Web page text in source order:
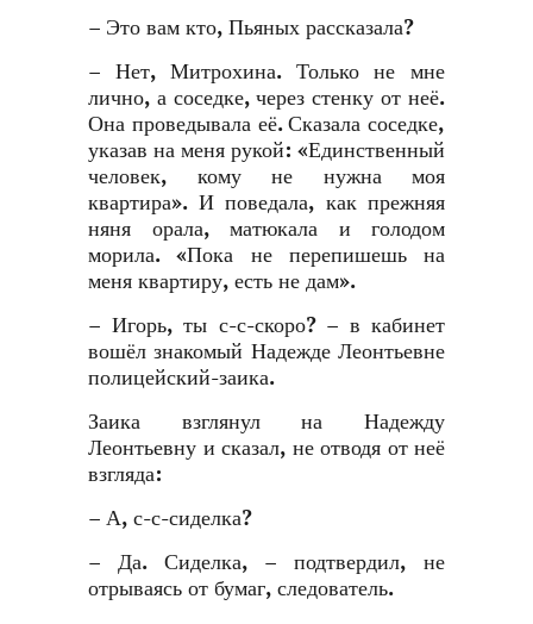
– Это вам кто, Пьяных рассказала?
– Нет, Митрохина. Только не мне
лично, а соседке, через стенку от неё.
Она проведывала её. Сказала соседке,
указав на меня рукой: «Единственный
человек, кому не нужна моя
квартира». И поведала, как прежняя
няня орала, матюкала и голодом
морила. «Пока не перепишешь на
меня квартиру, есть не дам».
– Игорь, ты с-с-скоро? – в кабинет
вошёл знакомый Надежде Леонтьевне
полицейский-заика.
Заика взглянул на Надежду
Леонтьевну и сказал, не отводя от неё
взгляда:
– А, с-с-сиделка?
– Да. Сиделка, – подтвердил, не
отрываясь от бумаг, следователь.